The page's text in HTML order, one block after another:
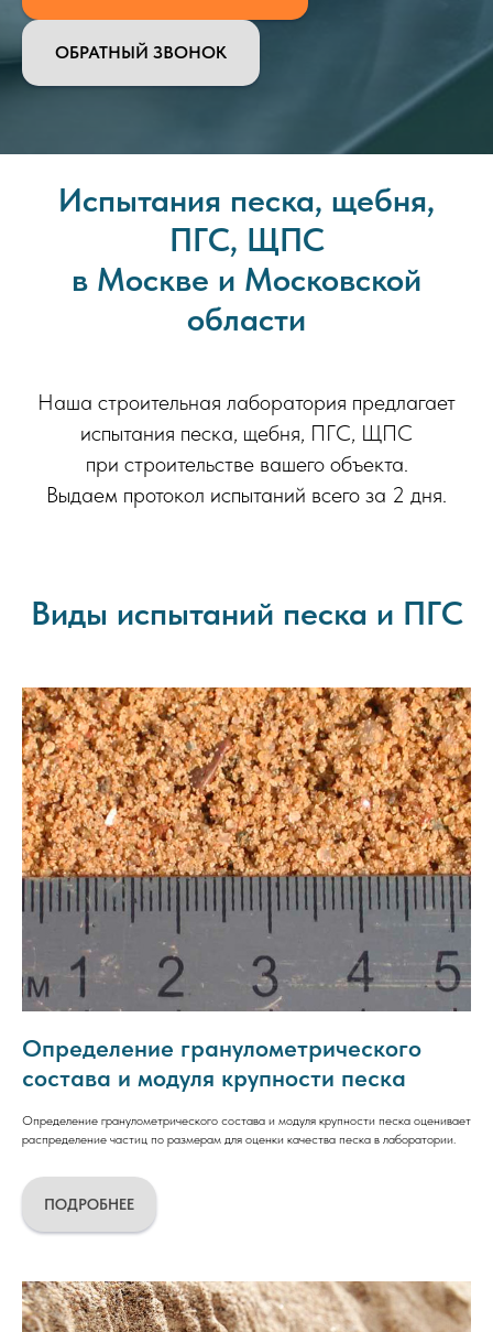
ОБРАТНЫЙ ЗВОНОК
Испытания песка, щебня,
ПГС, ЩПС
в Москве и Московской
области
Наша строительная лаборатория предлагает
испытания песка, щебня, ПГС, ЩПС
при строительстве вашего объекта.
Выдаем протокол испытаний всего за 2 дня.
Виды испытаний песка и ПГС
Определение гранулометрического
состава и модуля крупности песка
Определение гранулометрического состава и модуля крупности песка оценивает
распределение частиц по размерам для оценки качества песка в лаборатории.
ПОДРОБНЕЕ